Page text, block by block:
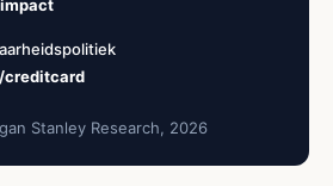
creditcard
Stanley Research, 2026